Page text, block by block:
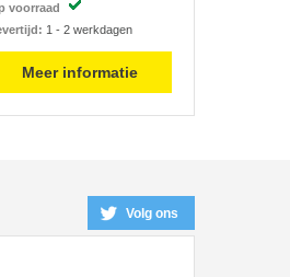
voorraad
1 - 2 werkdagen
Meer informatie
Volg ons